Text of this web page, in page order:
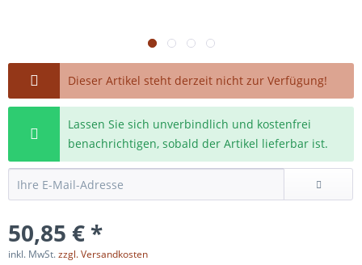
Dieser Artikel steht derzeit nicht zur Verfügung!
Lassen Sie sich unverbindlich und kostenfrei
benachrichtigen, sobald der Artikel lieferbar ist.
50,85 € *
inkl. MwSt.zzgl. Versandkosten